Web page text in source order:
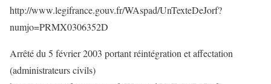
http://www.legifrance.gouv.fr/WAspad/UnTexteDeJorf?
numjo=PRMX0306352D
Arrêté du 5 février 2003 portant réintégration et affectation
(administrateurs civils)